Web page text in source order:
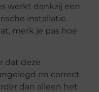
werkt dankzij een
installatie.
merk je pas hoe
dat deze
en correct
dan alleen het